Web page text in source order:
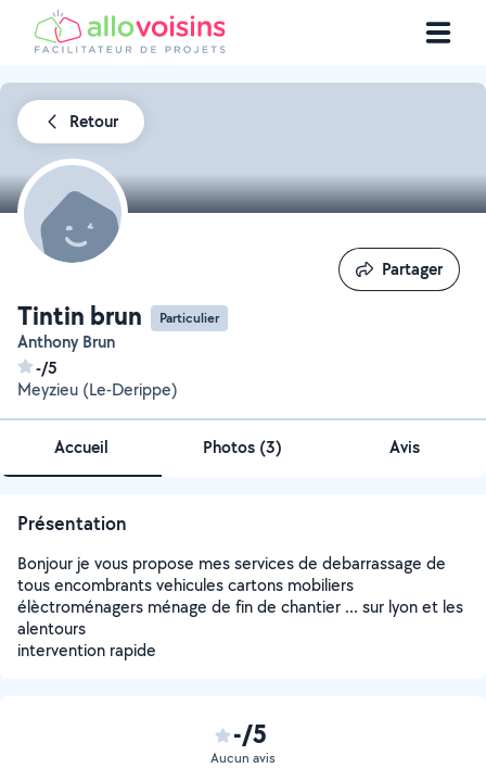
Retour
Tintin brun Particulier
Anthony Brun
-/5
Meyzieu (Le-Derippe)
Partager
Partager
Accueil Photos (3) Avis
Présentation
Bonjour je vous propose mes services de debarrassage de
tous encombrants vehicules cartons mobiliers
élèctroménagers ménage de fin de chantier ... sur lyon et les
alentours
intervention rapide
-/5
Aucun avis